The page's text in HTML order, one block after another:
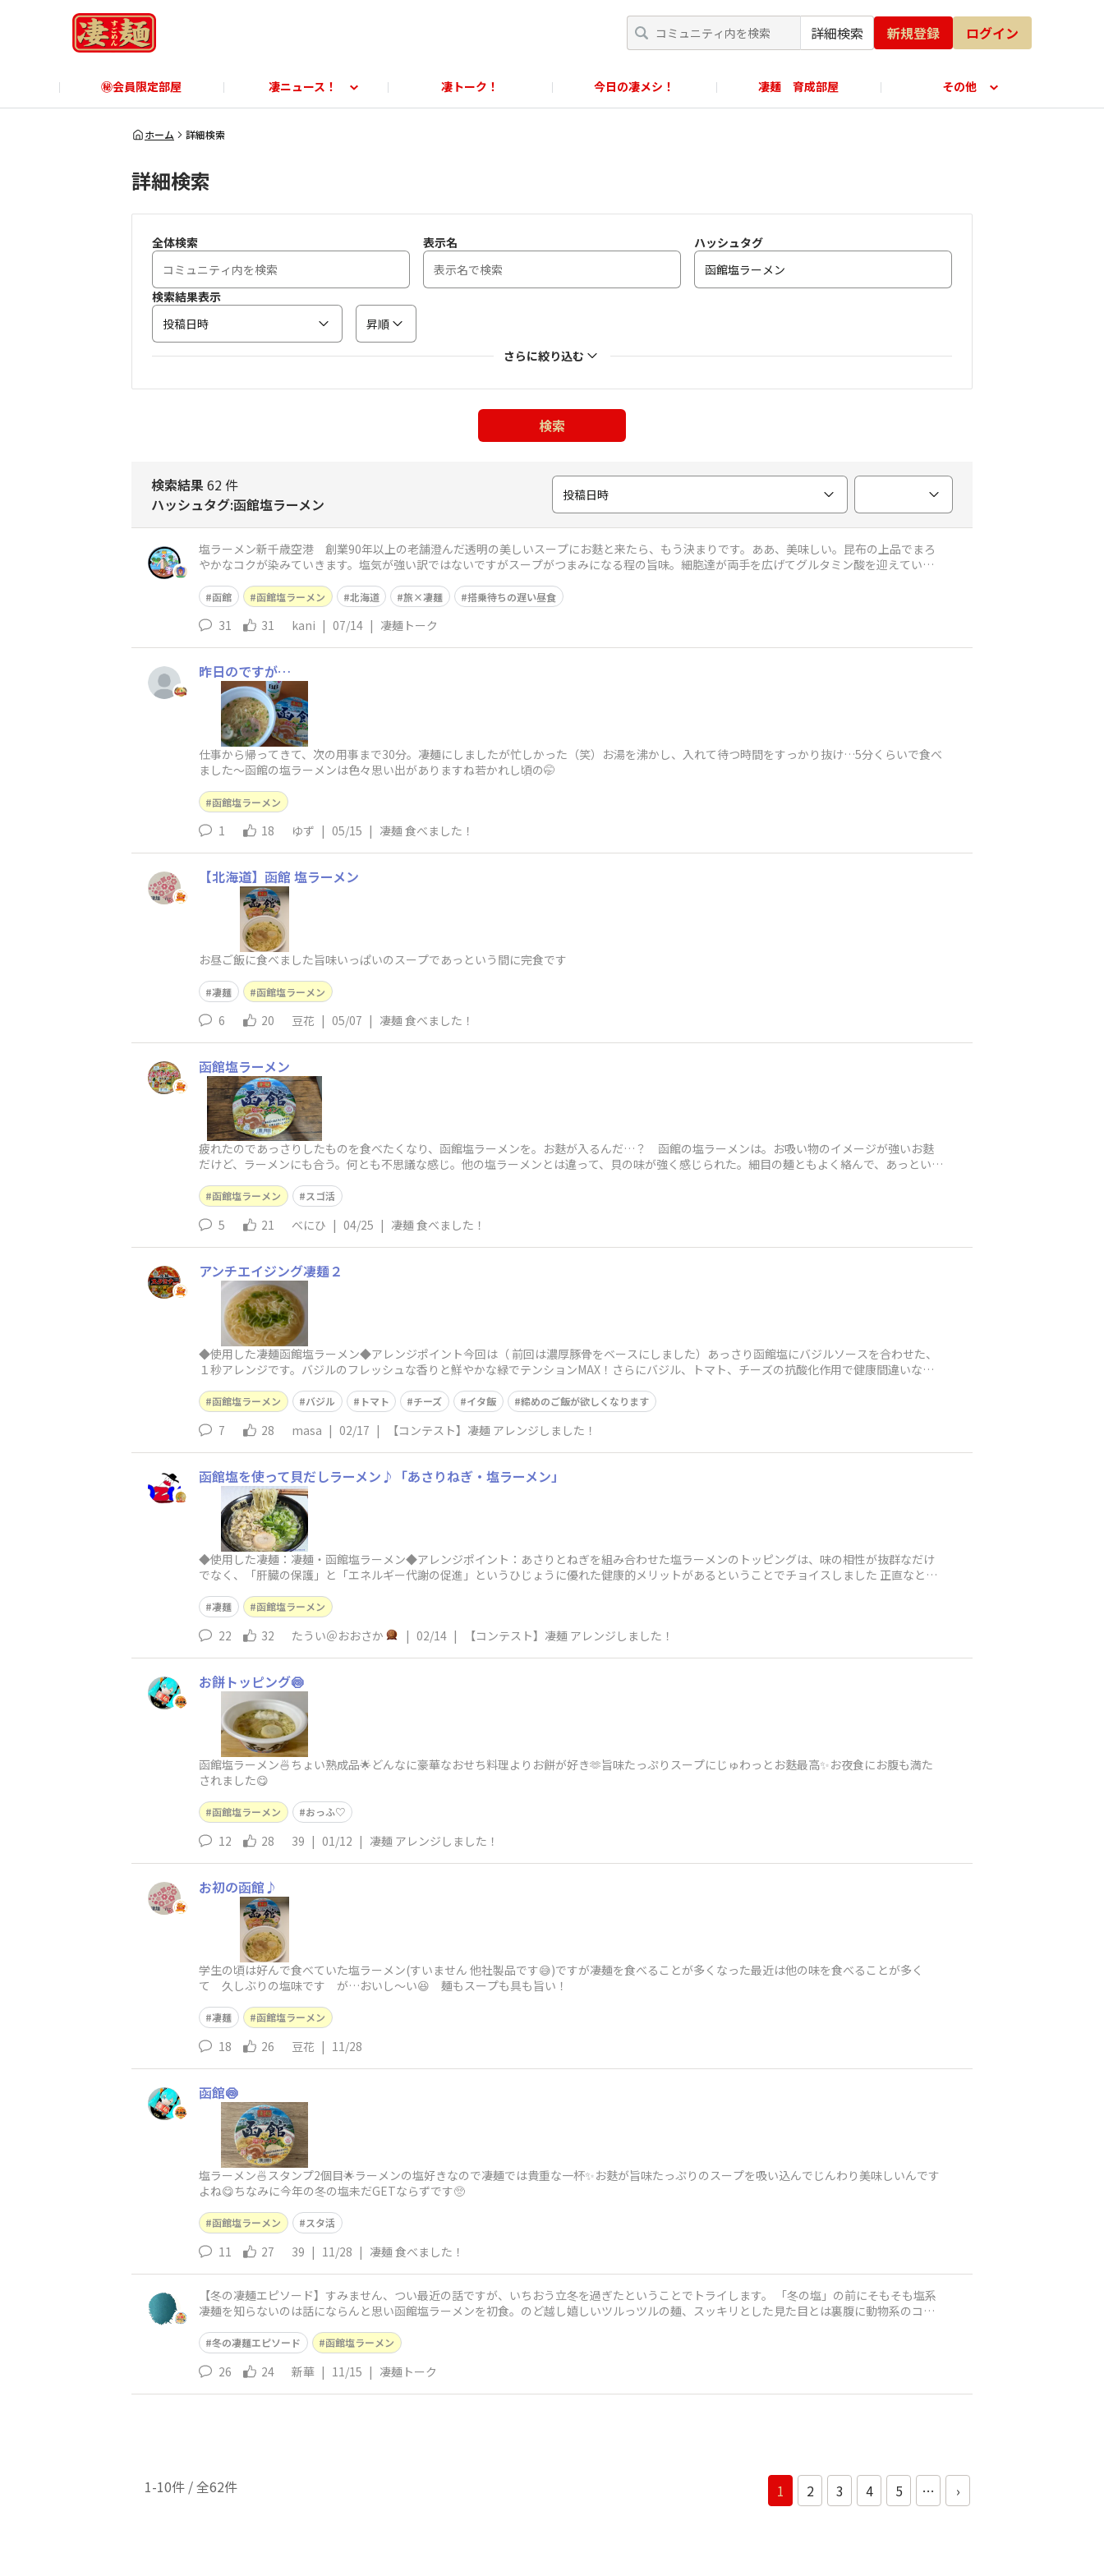
詳細検索 新規登録 ログイン
㊙会員限定部屋 凄ニュース！
凄ニュース！
凄トーク！ 今日の凄メシ！ 凄麺 育成部屋 その他
ご利用ガイド
商品に関する「よくあるご質問」
ホーム 詳細検索
詳細検索
全体検索 表示名 ハッシュタグ
検索結果表示
投稿日時
昇順
さらに絞り込む
検索
検索結果62 件
ハッシュタグ:函館塩ラーメン
投稿日時
塩ラーメン新千歳空港 創業90年以上の老舗澄んだ透明の美しいスープにお麩と来たら、もう決まりです。ああ、美味しい。昆布の上品でまろ
やかなコクが染みていきます。塩気が強い訳ではないですがスープがつまみになる程の旨味。細胞達が両手を広げてグルタミン酸を迎えている
函館 函館塩ラーメン 北海道 旅×凄麺 搭乗待ちの遅い昼食
31 31 kani | 07/14 | 凄麺トーク
昨日のですが…
仕事から帰ってきて、次の用事まで30分。凄麺にしましたが忙しかった（笑）お湯を沸かし、入れて待つ時間をすっかり抜け…5分くらいで食べ
ました〜函館の塩ラーメンは色々思い出がありますね若かれし頃の🤭
函館塩ラーメン
1 18 ゆず | 05/15 | 凄麺 食べました！
【北海道】函館 塩ラーメン
お昼ご飯に食べました旨味いっぱいのスープであっという間に完食です
凄麺 函館塩ラーメン
6 20 豆花 | 05/07 | 凄麺 食べました！
函館塩ラーメン
疲れたのであっさりしたものを食べたくなり、函館塩ラーメンを。お麩が入るんだ…？ 函館の塩ラーメンは。お吸い物のイメージが強いお麩
だけど、ラーメンにも合う。何とも不思議な感じ。他の塩ラーメンとは違って、貝の味が強く感じられた。細目の麺ともよく絡んで、あっという
函館塩ラーメン スゴ活
5 21 べにひ | 04/25 | 凄麺 食べました！
アンチエイジング凄麺２
◆使用した凄麺函館塩ラーメン◆アレンジポイント今回は（ 前回は濃厚豚骨をベースにしました）あっさり函館塩にバジルソースを合わせた、
１秒アレンジです。バジルのフレッシュな香りと鮮やかな緑でテンションMAX！さらにバジル、トマト、チーズの抗酸化作用で健康間違いなし
函館塩ラーメン バジル トマト チーズ イタ飯 締めのご飯が欲しくなります
7 28 masa | 02/17 | 【コンテスト】凄麺 アレンジしました！
函館塩を使って貝だしラーメン♪「あさりねぎ・塩ラーメン」
◆使用した凄麺：凄麺・函館塩ラーメン◆アレンジポイント：あさりとねぎを組み合わせた塩ラーメンのトッピングは、味の相性が抜群なだけ
でなく、「肝臓の保護」と「エネルギー代謝の促進」というひじょうに優れた健康的メリットがあるということでチョイスしました 正直なとこ
凄麺 函館塩ラーメン
22 32 たうい＠おおさか | 02/14 | 【コンテスト】凄麺 アレンジしました！
お餅トッピング🍥
函館塩ラーメン🍜ちょい熟成品🌟どんなに豪華なおせち料理よりお餅が好き🫶旨味たっぷりスープにじゅわっとお麩最高✨お夜食にお腹も満た
されました😋
函館塩ラーメン おっふ♡
12 28 39 | 01/12 | 凄麺 アレンジしました！
お初の函館♪
学生の頃は好んで食べていた塩ラーメン(すいません 他社製品です😅)ですが凄麺を食べることが多くなった最近は他の味を食べることが多く
て 久しぶりの塩味です が…おいし〜い😆 麺もスープも具も旨い！
凄麺 函館塩ラーメン
18 26 豆花 | 11/28
函館🍥
塩ラーメン🍜スタンプ2個目🌟ラーメンの塩好きなので凄麺では貴重な一杯✨お麩が旨味たっぷりのスープを吸い込んでじんわり美味しいんです
よね😋ちなみに今年の冬の塩未だGETならずです🥺
函館塩ラーメン スタ活
11 27 39 | 11/28 | 凄麺 食べました！
【冬の凄麺エピソード】すみません、つい最近の話ですが、いちおう立冬を過ぎたということでトライします。 「冬の塩」の前にそもそも塩系
凄麺を知らないのは話にならんと思い函館塩ラーメンを初食。のど越し嬉しいツルっツルの麺、スッキリとした見た目とは裏腹に動物系のコク
冬の凄麺エピソード 函館塩ラーメン
26 24 新華 | 11/15 | 凄麺トーク
1-10件 / 全62件 1 2 3 4 5 … ›